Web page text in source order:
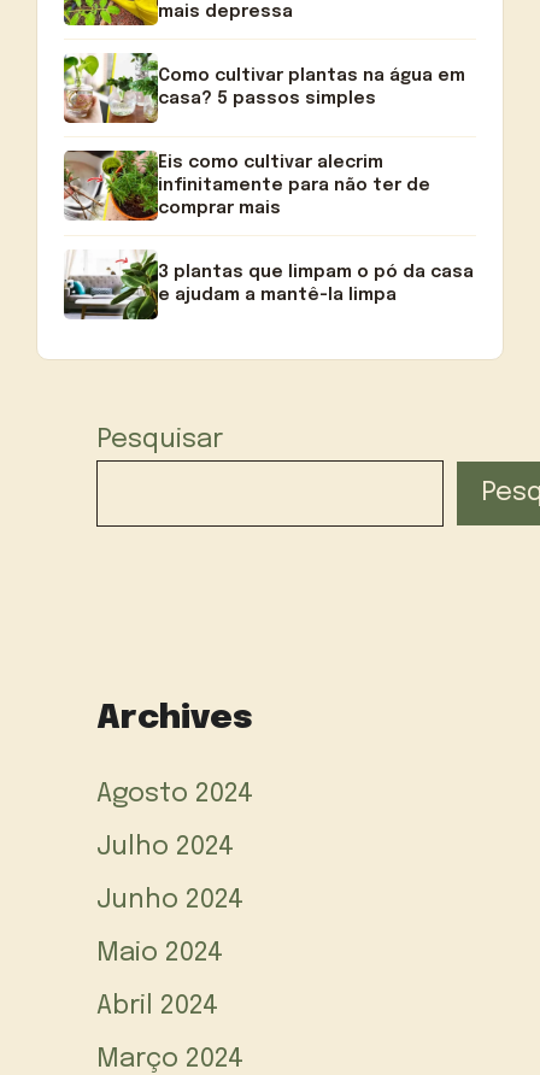
mais depressa
Como cultivar plantas na água em
casa? 5 passos simples
Eis como cultivar alecrim
infinitamente para não ter de
comprar mais
3 plantas que limpam o pó da casa
e ajudam a mantê-la limpa
Pesquisar
Archives
Agosto 2024
Julho 2024
Junho 2024
Maio 2024
Abril 2024
Março 2024